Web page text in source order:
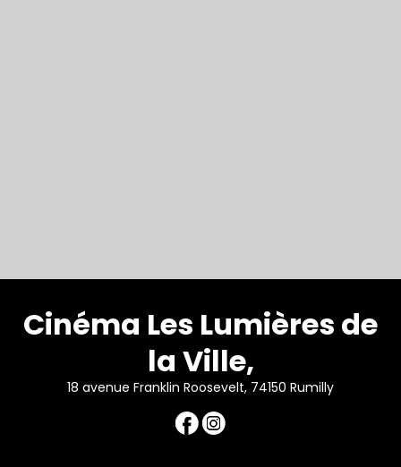
Cinéma Les Lumières de
la Ville,
18 avenue Franklin Roosevelt, 74150 Rumilly